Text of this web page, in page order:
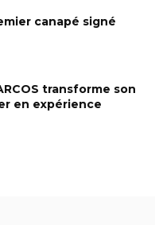
canapé signé
transforme son
en expérience